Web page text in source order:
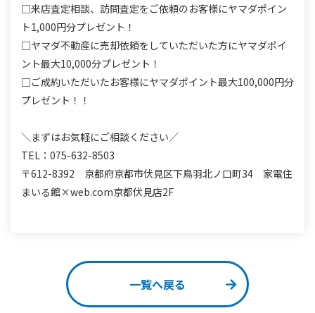
□来店査定相談、訪問査定をご依頼のお客様にヤマダポイン
ト1,000円分プレゼント！
□ヤマダ不動産に売却依頼をしていただいた方にヤマダポイ
ント最大10,000分プレゼント！
□ご成約いただいたお客様にヤマダポイント最大100,000円分
プレゼント！！
＼まずはお気軽にご相談ください／
TEL：075-632-8503
〒612-8392 京都府京都市伏見区下鳥羽北ノ口町34 家電住
まいる館×web.com京都伏見店2F
一覧へ戻る